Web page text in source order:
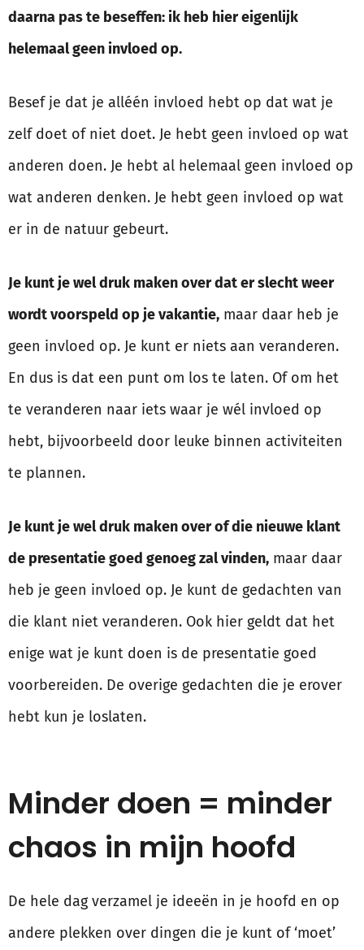
daarna pas te beseffen: ik heb hier eigenlijk
helemaal geen invloed op.
Besef je dat je alléén invloed hebt op dat wat je
zelf doet of niet doet. Je hebt geen invloed op wat
anderen doen. Je hebt al helemaal geen invloed op
wat anderen denken. Je hebt geen invloed op wat
er in de natuur gebeurt.
Je kunt je wel druk maken over dat er slecht weer
wordt voorspeld op je vakantie, maar daar heb je
geen invloed op. Je kunt er niets aan veranderen.
En dus is dat een punt om los te laten. Of om het
te veranderen naar iets waar je wél invloed op
hebt, bijvoorbeeld door leuke binnen activiteiten
te plannen.
Je kunt je wel druk maken over of die nieuwe klant
de presentatie goed genoeg zal vinden, maar daar
heb je geen invloed op. Je kunt de gedachten van
die klant niet veranderen. Ook hier geldt dat het
enige wat je kunt doen is de presentatie goed
voorbereiden. De overige gedachten die je erover
hebt kun je loslaten.
Minder doen = minder
chaos in mijn hoofd
De hele dag verzamel je ideeën in je hoofd en op
andere plekken over dingen die je kunt of ‘moet’